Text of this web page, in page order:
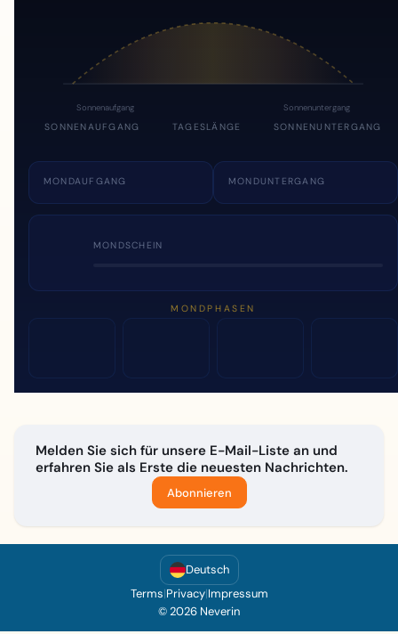
Sonnenaufgang Sonnenuntergang
SONNENAUFGANG TAGESLÄNGE SONNENUNTERGANG
MONDAUFGANG MONDUNTERGANG
MONDSCHEIN
MONDPHASEN
Melden Sie sich für unsere E-Mail-Liste an und
erfahren Sie als Erste die neuesten Nachrichten.
Abonnieren
Deutsch
Terms|Privacy|Impressum
© 2026 Neverin